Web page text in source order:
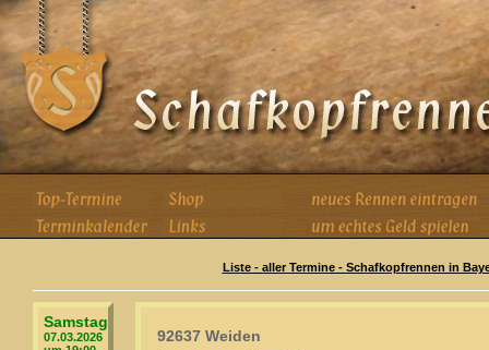
Liste - aller Termine - Schafkopfrennen in
Samstag
07.03.2026
92637 Weiden